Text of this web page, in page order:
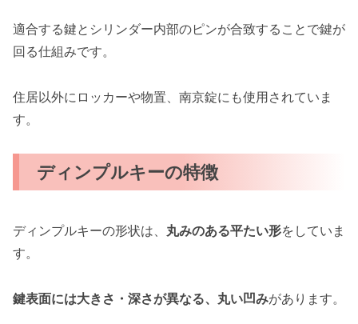
適合する鍵とシリンダー内部のピンが合致することで鍵が
回る仕組みです。
住居以外にロッカーや物置、南京錠にも使用されていま
す。
ディンプルキーの特徴
ディンプルキーの形状は、 丸みのある平たい形をしていま
す。
鍵表面には大きさ・深さが異なる、丸い凹みがあります。